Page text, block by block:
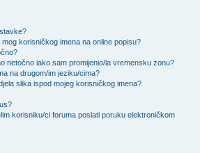
korisničkog imena na online popisu?
netočno iako sam promijenio/la vremensku zonu?
na drugom/im jeziku/cima?
slika ispod mojeg korisničkog imena?
korisniku/ci foruma poslati poruku elektroničkom